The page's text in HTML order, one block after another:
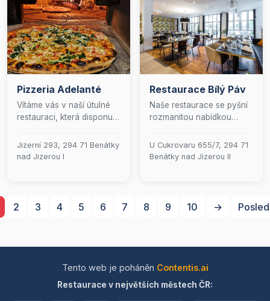
vychutnat autentické
vietnamské pokrmy v
kombinaci s těmito
ikonickými pivními skvosty,
které podtrhnou váš
gurmánský zážitek.
patří i osvěžující nápoje.
Ať už si přejete pochutnat
si u nás, nebo v pohodlí
domova, nabízíme také
rychlý a spolehlivý
rozvoz. Přijďte si užít
servis.
Pizzeria Adelanté
Vítáme vás v naší útulné
restauraci, která disponuje
Specializujeme se na
autentické pokrmy italské
ideálním místem pro
pořádání rodinných
detail vaší oslavy. V letních
naši prostornou zahrádku,
kde najdete gril, ohniště a
Jizerní 293, 294 71 Benátky
nad Jizerou I
Restaurace Bílý Páv
Naše restaurace se pyšní
rozmanitou nabídkou
uspokojí i ty nejnáročnější
gurmány.
U Cukrovaru 655/7, 294 71
Benátky nad Jizerou II
2 3 4 5 6 7 8 9 10 →
Tento web je poháněn Contentis.ai
Restaurace v největších městech ČR: